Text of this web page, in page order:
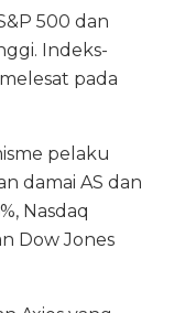
500 dan
Indeks-
pada
pelaku
damai AS dan
Nasdaq
Dow Jones